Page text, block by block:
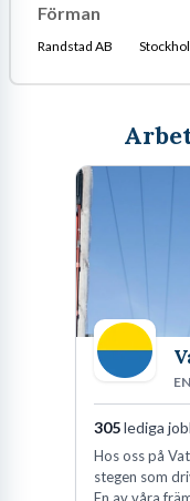
Förman
Randstad AB
305lediga
Hos oss på
stegen som